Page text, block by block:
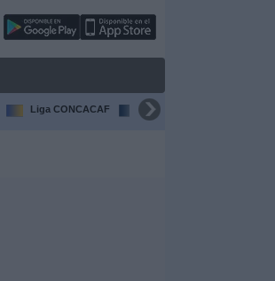
Liga CONCACAF Champions League